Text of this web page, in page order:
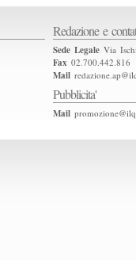
Redazione e
Sede Legale Via
Fax 02.700.442.816
Mail
Pubblicita'
Mail